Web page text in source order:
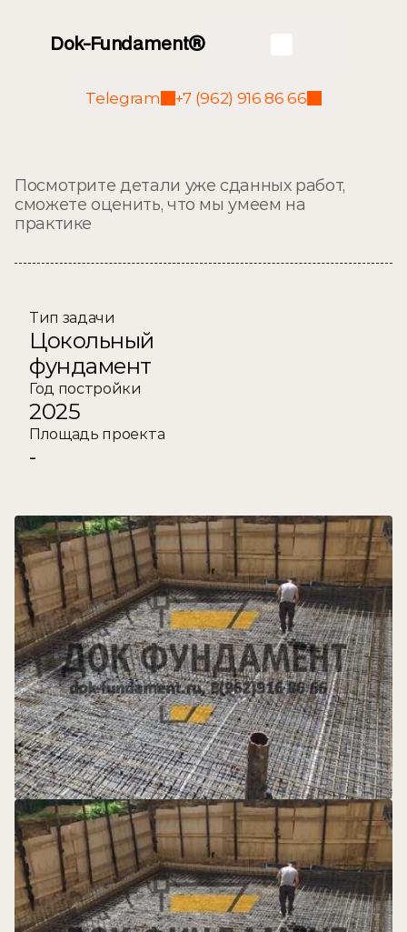
Архангельское
Посмотрите детали уже сданных работ,
сможете оценить, что мы умеем на
практике
Тип задачи
Цокольный
фундамент
Год постройки
2025
Площадь проекта
-
Dok-Fundament®
Telegram +7 (962) 916 86 66